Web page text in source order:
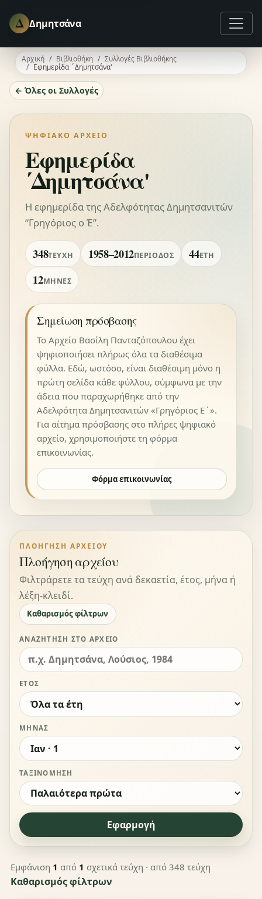
Δ Δημητσάνα
Αρχική Βιβλιοθήκη
Συλλογές Βιβλιοθήκης
Εφημερίδα ΄Δημητσάνα'
← Όλες οι Συλλογές
ΨΗΦΙΑΚΌ ΑΡΧΕΊΟ
Εφημερίδα
΄Δημητσάνα'
Η εφημερίδα της Αδελφότητας Δημητσανιτών
“Γρηγόριος ο Έ”.
348ΤΕΎΧΗ 1958–2012ΠΕΡΊΟΔΟΣ 44ΈΤΗ
12ΜΉΝΕΣ
Σημείωση πρόσβασης
Το Αρχείο Βασίλη Πανταζόπουλου έχει
ψηφιοποιήσει πλήρως όλα τα διαθέσιμα
φύλλα. Εδώ, ωστόσο, είναι διαθέσιμη μόνο η
πρώτη σελίδα κάθε φύλλου, σύμφωνα με την
άδεια που παραχωρήθηκε από την
Αδελφότητα Δημητσανιτών «Γρηγόριος Ε΄».
Για αίτημα πρόσβασης στο πλήρες ψηφιακό
αρχείο, χρησιμοποιήστε τη φόρμα
επικοινωνίας.
Φόρμα επικοινωνίας
ΠΛΟΉΓΗΣΗ ΑΡΧΕΊΟΥ
Πλοήγηση αρχείου
Φιλτράρετε τα τεύχη ανά δεκαετία, έτος, μήνα ή
λέξη-κλειδί.
Καθαρισμός φίλτρων
ΑΝΑΖΉΤΗΣΗ ΣΤΟ ΑΡΧΕΊΟ
ΈΤΟΣ
ΜΉΝΑΣ
ΤΑΞΙΝΌΜΗΣΗ
Εφαρμογή
Εμφάνιση 1 από 1 σχετικά τεύχη · από 348 τεύχη
Καθαρισμός φίλτρων